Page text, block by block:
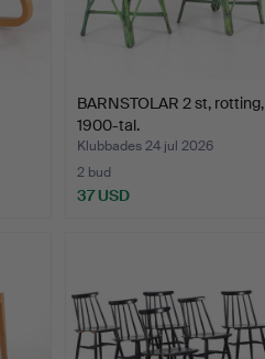
BARNSTOLAR 2 st, rotting,
1900-tal.
Klubbades 24 jul 2026
2 bud
37 USD